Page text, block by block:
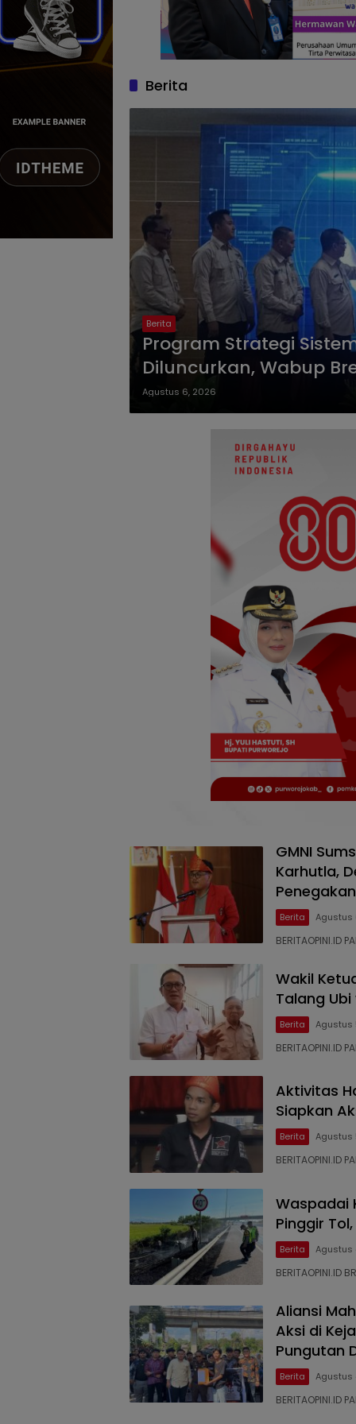
Berita
Berita
Program Strategi
Diluncurkan, Wabup
Agustus 6, 2026
GMNI
Karhutla,
Berita Agustus
BERITAOPINI.ID
Wakil
Talang
Berita Agustus
BERITAOPINI.ID
Aktivitas
Siapkan
Berita Agustus
BERITAOPINI.ID
Waspadai
Pinggir
Berita Agustus
BERITAOPINI.ID
Aliansi
Aksi di
Pungutan
Berita Agustus
BERITAOPINI.ID